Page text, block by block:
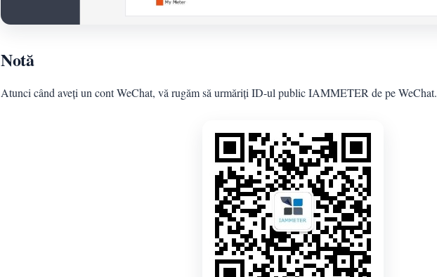
Notă
Atunci când aveți un cont WeChat, vă rugăm să urmăriți ID-ul public IAMMETER de pe WeChat.